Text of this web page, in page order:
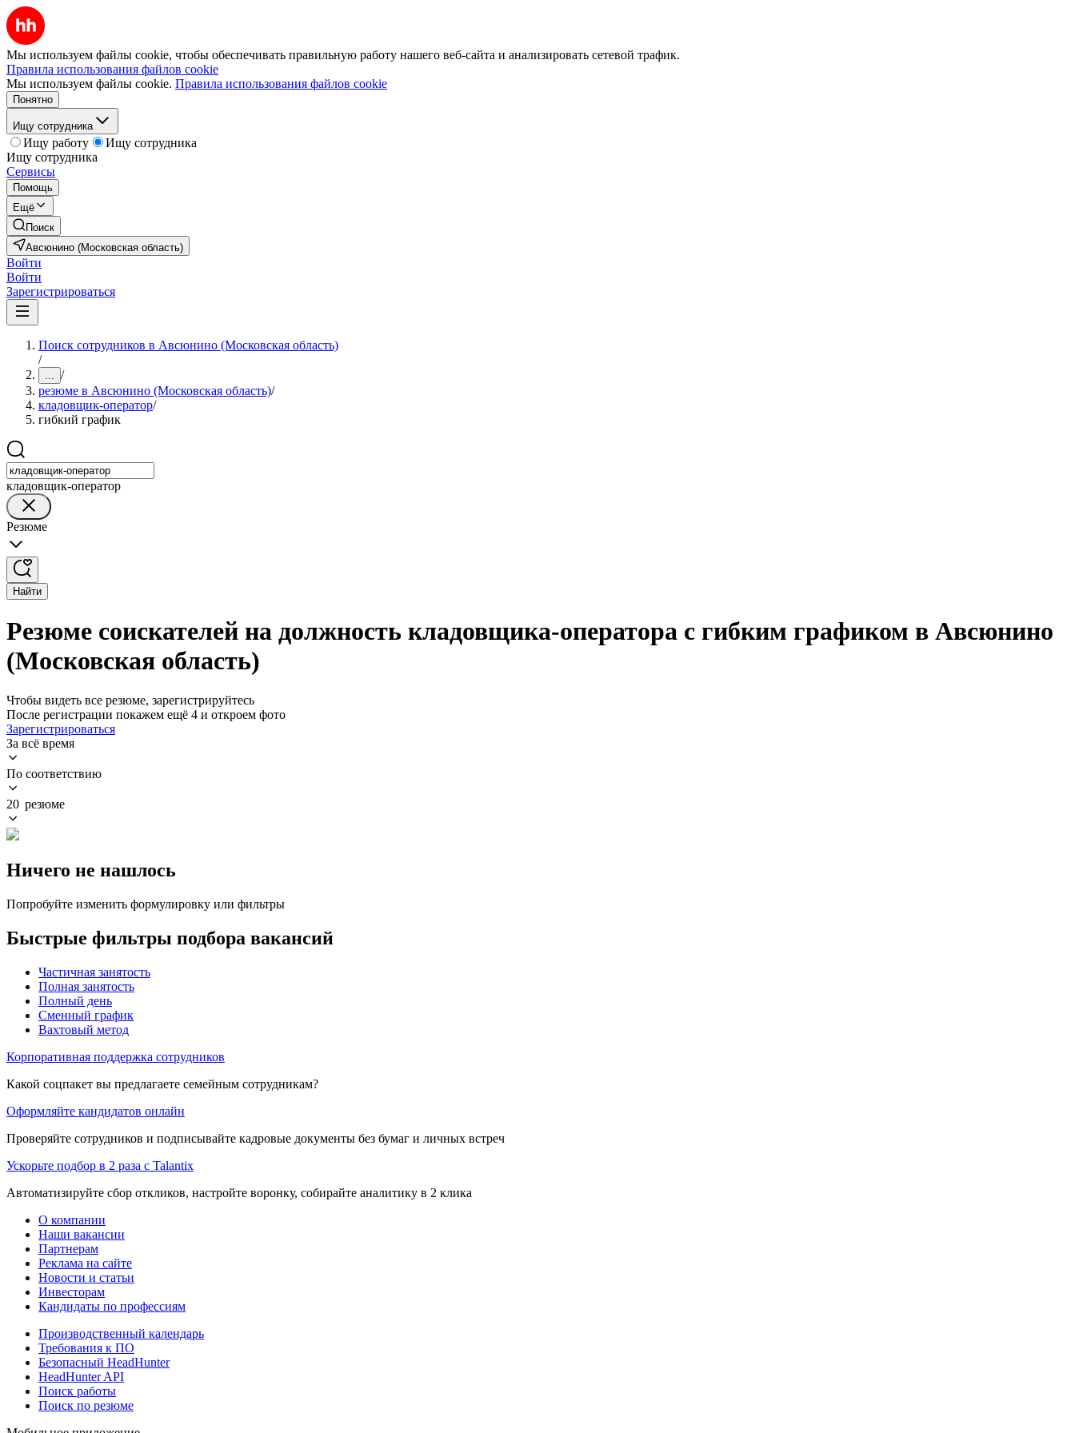
Мы используем файлы cookie, чтобы обеспечивать правильную работу нашего веб-сайта и анализировать сетевой трафик.
Правила использования файлов cookie
Мы используем файлы cookie. Правила использования файлов cookie
Понятно
Ищу сотрудника
Ищу работу
Ищу сотрудника
Ищу сотрудника
Сервисы
Помощь
Ещё
Поиск
Авсюнино (Московская область)
Войти
Войти
Зарегистрироваться
Поиск сотрудников в Авсюнино (Московская область)
/
... /
резюме в Авсюнино (Московская область)/
кладовщик-оператор/
гибкий график
кладовщик-оператор
Резюме
Найти
Резюме соискателей на должность кладовщика-оператора с гибким графиком в Авсюнино
(Московская область)
Чтобы видеть все резюме, зарегистрируйтесь
После регистрации покажем ещё 4 и откроем фото
Зарегистрироваться
За всё время
По соответствию
20 резюме
Ничего не нашлось
Попробуйте изменить формулировку или фильтры
Быстрые фильтры подбора вакансий
Частичная занятость
Полная занятость
Полный день
Сменный график
Вахтовый метод
Корпоративная поддержка сотрудников
Какой соцпакет вы предлагаете семейным сотрудникам?
Оформляйте кандидатов онлайн
Проверяйте сотрудников и подписывайте кадровые документы без бумаг и личных встреч
Ускорьте подбор в 2 раза с Talantix
Автоматизируйте сбор откликов, настройте воронку, собирайте аналитику в 2 клика
О компании
Наши вакансии
Партнерам
Реклама на сайте
Новости и статьи
Инвесторам
Кандидаты по профессиям
Производственный календарь
Требования к ПО
Безопасный HeadHunter
HeadHunter API
Поиск работы
Поиск по резюме